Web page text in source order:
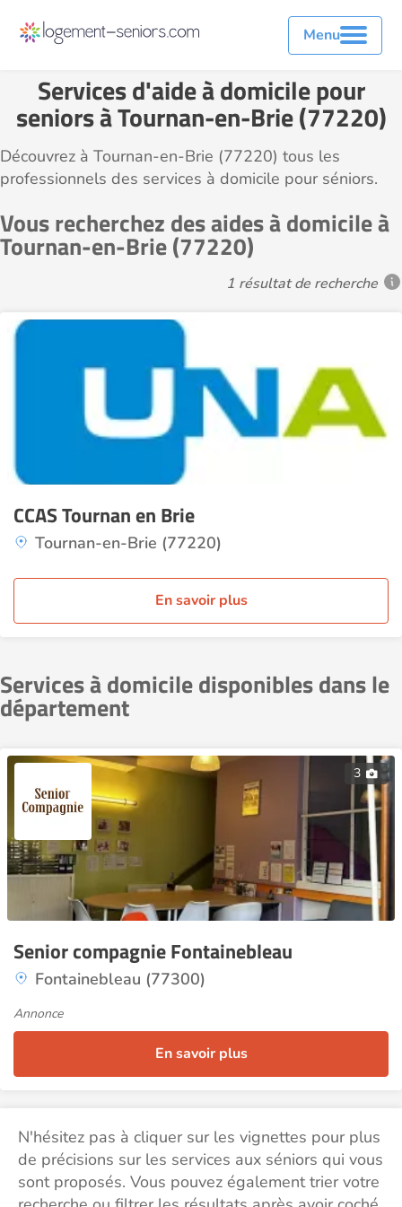
Menu
Services d'aide à domicile pour
seniors à Tournan-en-Brie (77220)
Découvrez à Tournan-en-Brie (77220) tous les
professionnels des services à domicile pour séniors.
Vous recherchez des aides à domicile à
Tournan-en-Brie (77220)
1 résultat de recherche
CCAS Tournan en Brie
Tournan-en-Brie (77220)
En savoir plus
Services à domicile disponibles dans le
département
3
Senior compagnie Fontainebleau
Fontainebleau (77300)
Annonce
En savoir plus
N'hésitez pas à cliquer sur les vignettes pour plus
de précisions sur les services aux séniors qui vous
sont proposés. Vous pouvez également trier votre